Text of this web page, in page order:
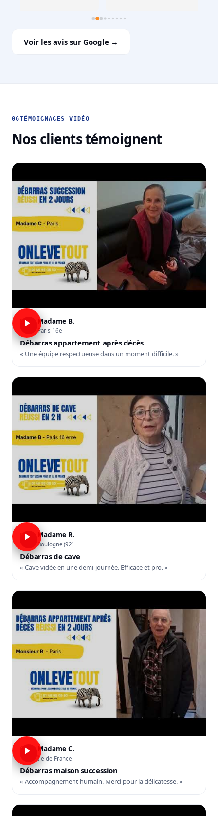
Voir les avis sur Google →
06TÉMOIGNAGES VIDÉO
Nos clients témoignent
Madame B.
Paris 16e
Débarras appartement après décès
« Une équipe respectueuse dans un moment difficile. »
Madame R.
Boulogne (92)
Débarras de cave
« Cave vidée en une demi-journée. Efficace et pro. »
Madame C.
Île-de-France
Débarras maison succession
« Accompagnement humain. Merci pour la délicatesse. »